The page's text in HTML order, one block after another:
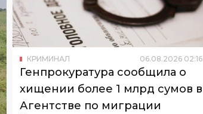
КРИМИНАЛ 06.08.2026 02:16
Генпрокуратура сообщила о
хищении более 1 млрд сумов в
Агентстве по миграции